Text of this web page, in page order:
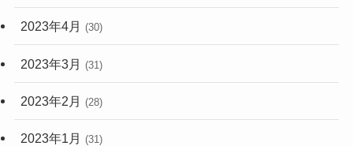
2023年4月 (30)
2023年3月 (31)
2023年2月 (28)
2023年1月 (31)